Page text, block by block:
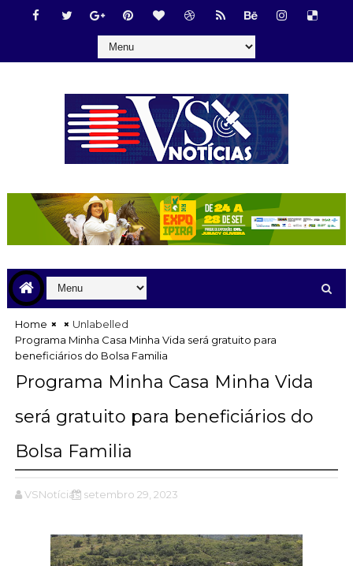
Home
Unlabelled
Programa Minha Casa Minha Vida será gratuito para
beneficiários do Bolsa Familia
Programa Minha Casa Minha Vida
será gratuito para beneficiários do
Bolsa Familia
VSNotícias setembro 29, 2023